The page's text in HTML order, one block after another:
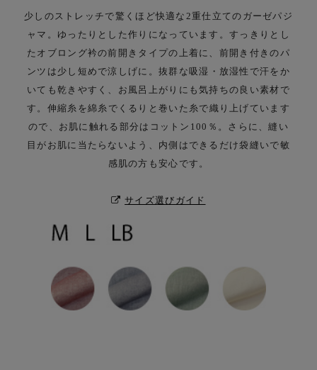
少しのストレッチで驚くほど快適な2重仕立てのガーゼパジ
ャマ。ゆったりとした作りになっています。すっきりとし
たオブロング衿の前開きタイプの上着に、前開き付きのパ
ンツは少し短めで涼しげに。 抜群な吸湿・放湿性で汗をか
いても乾きやすく、お風呂上がりにも気持ちの良い素材で
す。 伸縮糸を綿糸でくるりと巻いた糸で織り上げています
ので、お肌に触れる部分はコットン100％。 さらに、縫い
目がお肌に当たらないよう、内側はできるだけ袋縫いで敏
感肌の方も安心です。
サイズ選びガイド